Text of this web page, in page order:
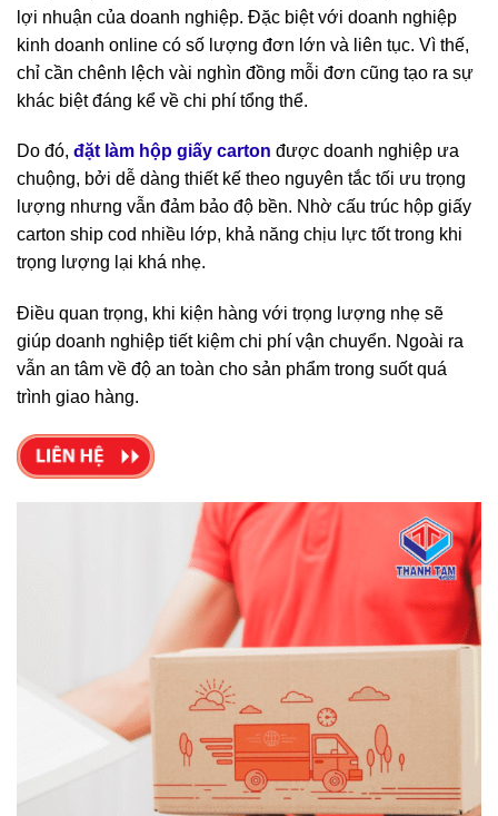
lợi nhuận của doanh nghiệp. Đặc biệt với doanh nghiệp
kinh doanh online có số lượng đơn lớn và liên tục. Vì thế,
chỉ cần chênh lệch vài nghìn đồng mỗi đơn cũng tạo ra sự
khác biệt đáng kể về chi phí tổng thể.
Do đó, đặt làm hộp giấy carton được doanh nghiệp ưa
chuộng, bởi dễ dàng thiết kế theo nguyên tắc tối ưu trọng
lượng nhưng vẫn đảm bảo độ bền. Nhờ cấu trúc hộp giấy
carton ship cod nhiều lớp, khả năng chịu lực tốt trong khi
trọng lượng lại khá nhẹ.
Điều quan trọng, khi kiện hàng với trọng lượng nhẹ sẽ
giúp doanh nghiệp tiết kiệm chi phí vận chuyển. Ngoài ra
vẫn an tâm về độ an toàn cho sản phẩm trong suốt quá
trình giao hàng.